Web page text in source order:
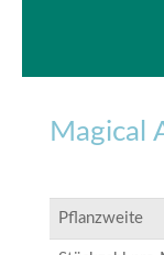
Magical
Pflanzweite